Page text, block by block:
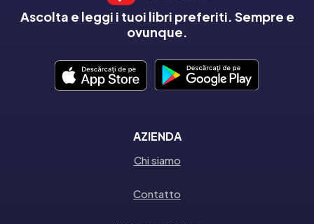
Ascolta e leggi i tuoi libri preferiti. Sempre e
ovunque.
AZIENDA
Chi siamo
Contatto